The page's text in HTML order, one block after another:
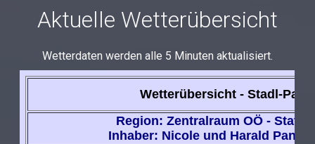
Aktuelle Wetterübersicht
Wetterdaten werden alle 5 Minuten aktualisiert.